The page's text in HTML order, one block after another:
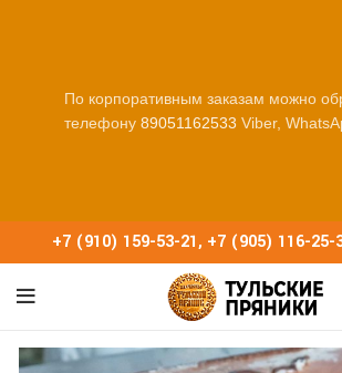
+7 (910) 159-53-21, +7 (905) 116-25-
По корпоративным заказам можно
телефону 89051162533 Viber,